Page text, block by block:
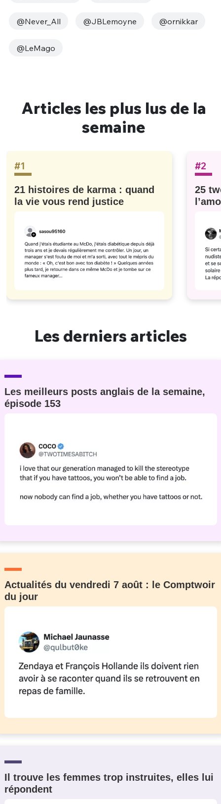
@Never_All @JBLemoyne @ornikkar
@LeMago
Articles les plus lus de la
semaine
#1
21 histoires de karma : quand
la vie vous rend justice
#2
25
Les derniers articles
Les meilleurs posts anglais de la semaine,
épisode 153
Actualités du vendredi 7 août : le Comptwoir
du jour
Il trouve les femmes trop instruites, elles lui
répondent